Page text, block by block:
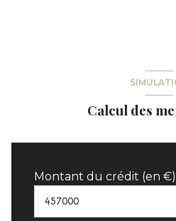
Calcul des
Montant du crédit (en